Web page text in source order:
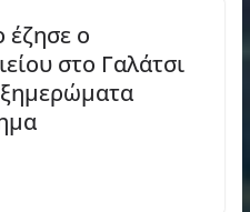
έζησε o
στο Γαλάτσι